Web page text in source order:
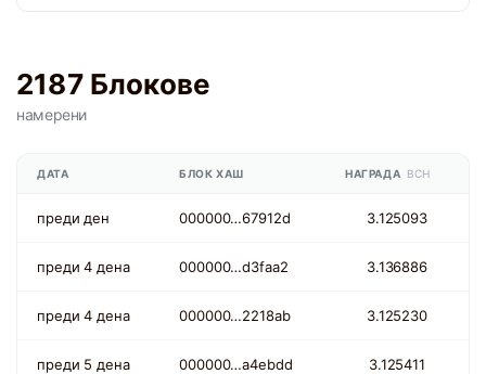
2187 Блокове
намерени
ДАТА БЛОК ХАШ НАГРАДА BCH
преди ден 000000…67912d 3.125093
преди 4 дена 000000…d3faa2 3.136886
преди 4 дена 000000…2218ab 3.125230
преди 5 дена 000000…a4ebdd 3.125411